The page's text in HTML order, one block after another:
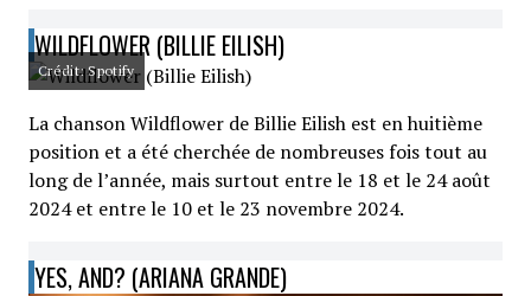
WILDFLOWER (BILLIE EILISH)
Crédit: Spotify
La chanson Wildflower de Billie Eilish est en huitième
position et a été cherchée de nombreuses fois tout au
long de l’année, mais surtout entre le 18 et le 24 août
2024 et entre le 10 et le 23 novembre 2024.
YES, AND? (ARIANA GRANDE)